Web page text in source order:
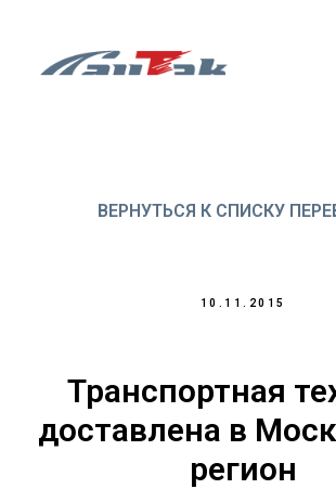
ВЕРНУТЬСЯ К СПИСКУ
10.11.2015
Транспортная
доставлена в
регион